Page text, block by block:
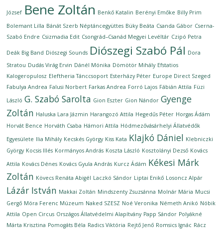
József Bene Zoltán Benkő Katalin Berényi Emőke Billy Prim
Bolemant Lilla Bánát Szerb Néptáncegyüttes Büky Beáta Csanda Gábor Cserna-
Szabó Endre Csizmadia Edit Csongrád–Csanád Megyei Levéltár Czipó Petra
Deák Big Band Diószegi Sounds Diószegi Szabó Pál Dora
Stratou Dudás Virág Ervin Dánél Mónika Dömötör Mihály Efstatios
Kalogeropulosz Eleftheria Tánccsoport Esterházy Péter Europe Direct Szeged
Fabulya Andrea Falusi Norbert Farkas Andrea Forró Lajos Fábián Attila Füzi
László G. Szabó Sarolta Gion Eszter Gion Nándor Gyenge
Zoltán Haluska Lara Jázmin Harangozó Attila Hegedűs Péter Horgas Ádám
Horvát Bence Horváth Csaba Hámori Attila Hódmezővásárhelyi Állatvédők
Egyesülete Ilia Mihály Kecskés György Kiss Kata Klajkó Dániel Klebniczki
György Kocsis Illés Kormányos András Koszta László Kosztolányi Dezső Kovács
Attila Kovács Dénes Kovács Gyula András Kurcz Ádám Kékesi Márk
Zoltán Kövecs Renáta Abigél Laczkó Sándor Liptai Enikő Losoncz Alpár
Lázár István Makkai Zoltán Mindszenty Zsuzsánna Molnár Mária Mucsi
Gergő Móra Ferenc Múzeum Naked SZESZ Noé Veronika Németh Anikó Nóbik
Attila Open Circus Országos Állatvédelmi Alapítvány Papp Sándor Polyákné
Márta Krisztina Pomogáts Béla Radics Viktória Rejtő Jenő Romsics Ignác Rácz